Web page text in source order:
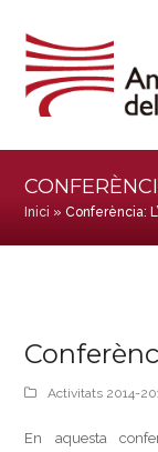
Inici »Conferència:
Activitats 2014-
En aquesta